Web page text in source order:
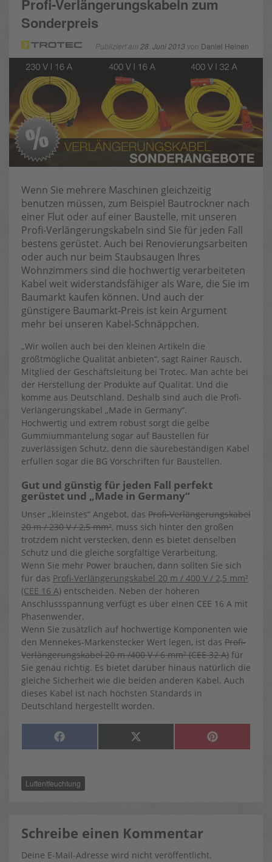
Profi-Verlängerungskabeln zum
Sonderpreis
Publiziert am 28. Juni 2013von Daniel Heinen
Wenn Sie mehrere Maschinen gleichzeitig
benutzen müssen, zum Beispiel Bautrockner nach
einer Flut oder auf einer Baustelle, mit unseren
Profi-Verlängerungskabeln sind Sie für jeden Fall
bestens gerüstet. Auch bei Renovierungsarbeiten
oder auch nur beim Staubsaugen Ihres
Wohnzimmers sind die hochwertig verarbeiteten
Kabel weit widerstandsfähiger als Ware, die Sie im
Baumarkt kaufen können. Und auch der
günstigere Baumarkt-Preis ist kein Argument
mehr bei unseren Kabel-Schnäppchen.
„Wir wollen auch bei den kleinen Artikeln die
größtmögliche Qualität anbieten“, sagt Rainer Rausch,
Mitglied der Geschäftsleitung bei Trotec. Man achte bei
der Herstellung der Produkte auf Qualität. Und die
komme aus Deutschland. Deshalb sind auch die Profi-
Verlängerungskabel „Made in Germany“.
Hochwertig und extrem robust sorgt die gelbe
Gummiummantelung sogar auf Baustellen für
zuverlässigen Schutz, denn die säurebeständigen Kabel
erfüllen sogar die BG Vorschriften für Baustellen.
Gut und günstig für jeden Fall perfekt
gerüstet und „Made in Germany“
Unser „kleinstes“ Angebot, das Profi-Verlängerungskabel
20 m / 230 V / 2,5 mm², muss sich hinter den großen
trotzdem nicht verstecken, denn es bietet denselben
Schutz und die gleiche sorgfältige Verarbeitung.
Wenn Sie mehr Power brauchen, dann sollten Sie sich
für das Profi-Verlängerungskabel 20 m / 400 V / 2,5 mm²
(CEE 16 A) entscheiden. Neben der höheren
Anschlussspannung verfügt es über einen CEE 16 A mit
Phasenwender.
Wenn Sie zusätzlich auf hochwertige Komponenten wie
den Mennekes-Markenstecker Wert legen, ist das Profi-
Verlängerungskabel 20 m /400 V / 6 mm² (CEE 32 A) für
Sie genau richtig. Es bietet darüber hinaus natürlich die
gleiche Sicherheit wie die beiden anderen Kabel. Auch
dieses Kabel ist nach höchsten Standards in
Deutschland hergestellt worden.
SHARE
F
A
O
O
K
SHARE
X
(
SHARE
P
I
Luftentfeuchtung
Schreibe einen Kommentar
Deine E-Mail-Adresse wird nicht veröffentlicht.